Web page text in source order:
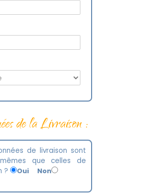
de la Livraison :
de livraison sont
que celles de
?
Oui Non